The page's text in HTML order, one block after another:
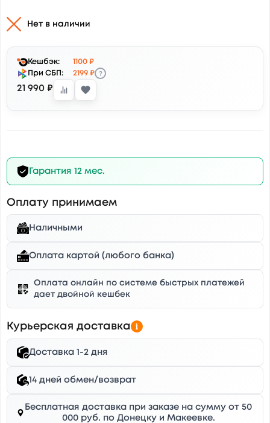
Нет в наличии
Кешбэк:
1100 ₽
При СБП:
2199 ₽ ?
21 990 ₽
Гарантия 12 мес.
Оплату принимаем
Наличными
Оплата картой (любого банка)
Оплата онлайн по системе быстрых платежей
дает двойной кешбек
Курьерская доставка
Доставка 1-2 дня
14 дней обмен/возврат
Бесплатная доставка при заказе на сумму от 50
000 руб. по Донецку и Макеевке.